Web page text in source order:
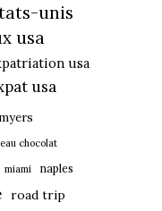
unis
usa
usa
usa
chocolat
miami naples
road trip